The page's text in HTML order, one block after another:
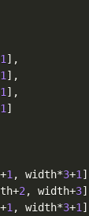
1 ] ,
1 ] ,
1 ] ,
1 ]
+1 , width*3+1 ]
+2 , width+3]
+1 , width*3+1 ]